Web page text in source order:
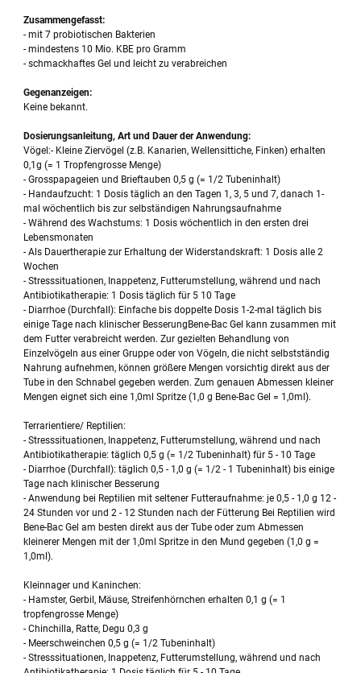
Zusammengefasst:
- mit 7 probiotischen Bakterien
- mindestens 10 Mio. KBE pro Gramm
- schmackhaftes Gel und leicht zu verabreichen
Gegenanzeigen:
Keine bekannt.
Dosierungsanleitung, Art und Dauer der Anwendung:
Vögel:- Kleine Ziervögel (z.B. Kanarien, Wellensittiche, Finken) erhalten
0,1g (= 1 Tropfengrosse Menge)
- Grosspapageien und Brieftauben 0,5 g (= 1/2 Tubeninhalt)
- Handaufzucht: 1 Dosis täglich an den Tagen 1, 3, 5 und 7, danach 1-
mal wöchentlich bis zur selbständigen Nahrungsaufnahme
- Während des Wachstums: 1 Dosis wöchentlich in den ersten drei
Lebensmonaten
- Als Dauertherapie zur Erhaltung der Widerstandskraft: 1 Dosis alle 2
Wochen
- Stresssituationen, Inappetenz, Futterumstellung, während und nach
Antibiotikatherapie: 1 Dosis täglich für 5 10 Tage
- Diarrhoe (Durchfall): Einfache bis doppelte Dosis 1-2-mal täglich bis
einige Tage nach klinischer BesserungBene-Bac Gel kann zusammen mit
dem Futter verabreicht werden. Zur gezielten Behandlung von
Einzelvögeln aus einer Gruppe oder von Vögeln, die nicht selbstständig
Nahrung aufnehmen, können größere Mengen vorsichtig direkt aus der
Tube in den Schnabel gegeben werden. Zum genauen Abmessen kleiner
Mengen eignet sich eine 1,0ml Spritze (1,0 g Bene-Bac Gel = 1,0ml).
Terrarientiere/ Reptilien:
- Stresssituationen, Inappetenz, Futterumstellung, während und nach
Antibiotikatherapie: täglich 0,5 g (= 1/2 Tubeninhalt) für 5 - 10 Tage
- Diarrhoe (Durchfall): täglich 0,5 - 1,0 g (= 1/2 - 1 Tubeninhalt) bis einige
Tage nach klinischer Besserung
- Anwendung bei Reptilien mit seltener Futteraufnahme: je 0,5 - 1,0 g 12 -
24 Stunden vor und 2 - 12 Stunden nach der Fütterung Bei Reptilien wird
Bene-Bac Gel am besten direkt aus der Tube oder zum Abmessen
kleinerer Mengen mit der 1,0ml Spritze in den Mund gegeben (1,0 g =
1,0ml).
Kleinnager und Kaninchen:
- Hamster, Gerbil, Mäuse, Streifenhörnchen erhalten 0,1 g (= 1
tropfengrosse Menge)
- Chinchilla, Ratte, Degu 0,3 g
- Meerschweinchen 0,5 g (= 1/2 Tubeninhalt)
- Stresssituationen, Inappetenz, Futterumstellung, während und nach